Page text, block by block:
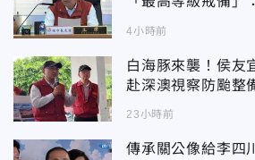
4小時前
白海豚來襲！侯
赴深澳視察防颱整
23小時前
傳承關公像給李